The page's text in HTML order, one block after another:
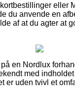
eller
du anvende en
af at du agter at
en Nordlux
med
er uden tvivl et